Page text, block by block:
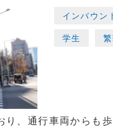
インバウン
学生
り、通行車両からも